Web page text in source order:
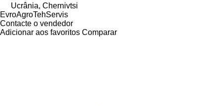
Ucrânia, Chernivtsi
EvroAgroTehServis
Contacte o vendedor
Adicionar aos favoritos Comparar